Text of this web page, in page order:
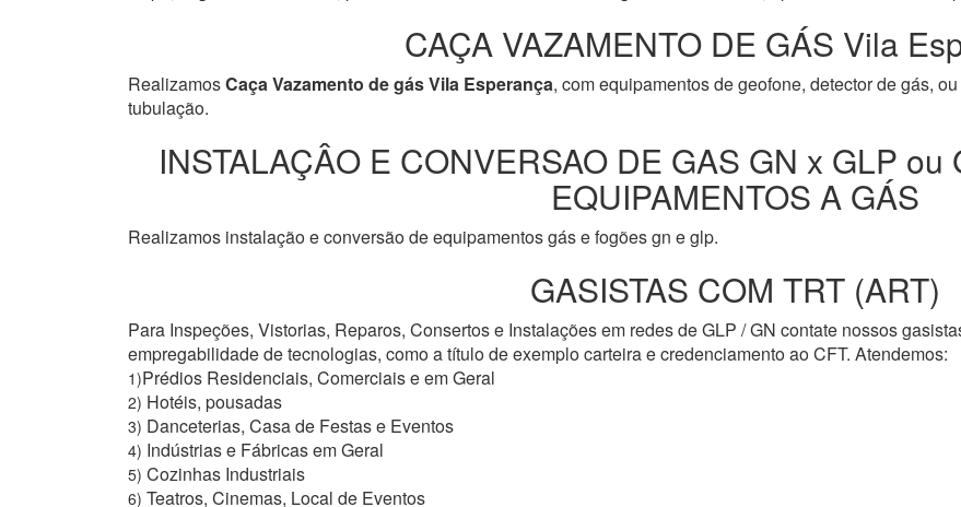
CAÇA VAZAMENTO DE GÁS Vila
RealizamosCaça Vazamento de gás Vila Esperança, com equipamentos de geofone, detector de gás,
tubulação.
INSTALAÇÂO E CONVERSAO DE GAS GN x GLP
EQUIPAMENTOS A GÁS
Realizamos instalação e conversão de equipamentos gás e fogões gn e glp.
GASISTAS COM TRT (ART)
Para Inspeções, Vistorias, Reparos, Consertos e Instalações em redes de GLP / GN contate nossos
empregabilidade de tecnologias, como a título de exemplo carteira e credenciamento ao CFT. Atendemos:
1)Prédios Residenciais, Comerciais e em Geral
2) Hotéis, pousadas
3) Danceterias, Casa de Festas e Eventos
4) Indústrias e Fábricas em Geral
5) Cozinhas Industriais
6) Teatros, Cinemas, Local de Eventos